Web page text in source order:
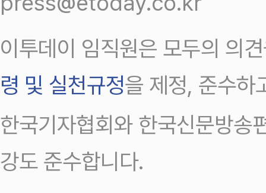
이투데이 임직원은 모두의 의
령 및 실천규정을 제정, 준수하
한국기자협회와 한국신문방송
강도 준수합니다.